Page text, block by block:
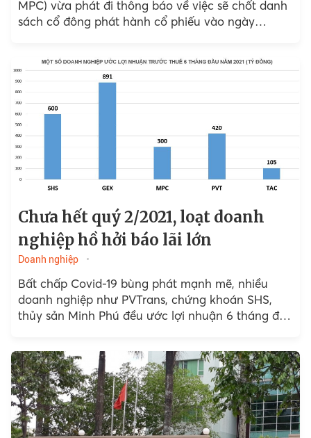
MPC) vừa phát đi thông báo về việc sẽ chốt danh
sách cổ đông phát hành cổ phiếu vào ngày
Chưa hết quý 2/2021, loạt doanh
nghiệp hồ hởi báo lãi lớn
Doanh nghiệp
Bất chấp Covid-19 bùng phát mạnh mẽ, nhiều
doanh nghiệp như PVTrans, chứng khoán SHS,
thủy sản Minh Phú đều ước lợi nhuận 6 tháng đầu